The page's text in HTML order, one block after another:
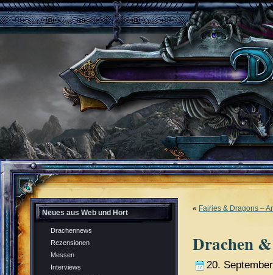
Neues aus Web und Hort
Drachennews
Rezensionen
Messen
Interviews
« Fairies & Dragons –
Drachen
20.